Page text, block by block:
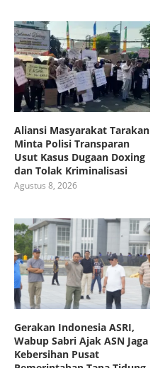
Aliansi Masyarakat Tarakan
Minta Polisi Transparan
Usut Kasus Dugaan Doxing
dan Tolak Kriminalisasi
Agustus 8, 2026
Gerakan Indonesia ASRI,
Wabup Sabri Ajak ASN Jaga
Kebersihan Pusat